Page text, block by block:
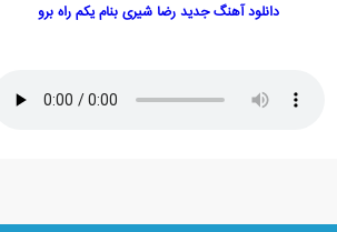
دانلود آهنگ جدید رضا شیری بنام یکم راه برو